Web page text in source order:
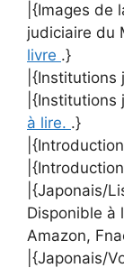
|{Images de
judiciaire du
livre .}
|{Institutions
|{Institutions
à lire. .}
|{Japonais/
Disponible à
Amazon,
|{Japonais/